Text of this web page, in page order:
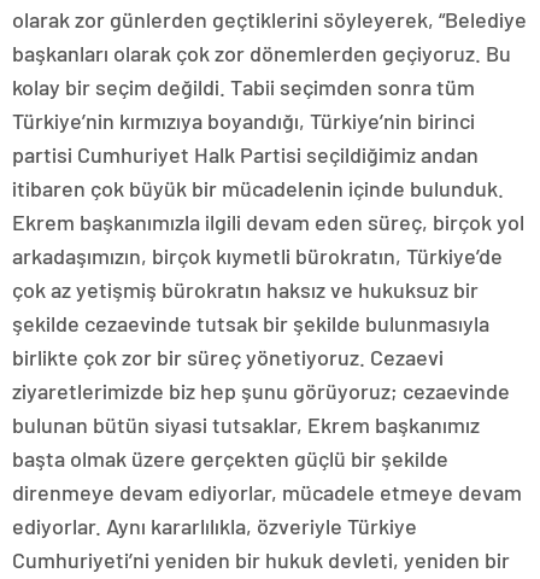
olarak zor günlerden geçtiklerini söyleyerek, “Belediye
başkanları olarak çok zor dönemlerden geçiyoruz. Bu
kolay bir seçim değildi. Tabii seçimden sonra tüm
Türkiye’nin kırmızıya boyandığı, Türkiye’nin birinci
partisi Cumhuriyet Halk Partisi seçildiğimiz andan
itibaren çok büyük bir mücadelenin içinde bulunduk.
Ekrem başkanımızla ilgili devam eden süreç, birçok yol
arkadaşımızın, birçok kıymetli bürokratın, Türkiye’de
çok az yetişmiş bürokratın haksız ve hukuksuz bir
şekilde cezaevinde tutsak bir şekilde bulunmasıyla
birlikte çok zor bir süreç yönetiyoruz. Cezaevi
ziyaretlerimizde biz hep şunu görüyoruz; cezaevinde
bulunan bütün siyasi tutsaklar, Ekrem başkanımız
başta olmak üzere gerçekten güçlü bir şekilde
direnmeye devam ediyorlar, mücadele etmeye devam
ediyorlar. Aynı kararlılıkla, özveriyle Türkiye
Cumhuriyeti’ni yeniden bir hukuk devleti, yeniden bir